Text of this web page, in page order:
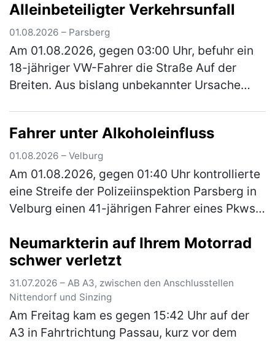
kam er beim Versuch einer Unebenheit a…
(mehr)
Alleinbeteiligter Verkehrsunfall
01.08.2026 – Parsberg
Am 01.08.2026, gegen 03:00 Uhr, befuhr ein
18-jähriger VW-Fahrer die Straße Auf der
Breiten. Aus bislang unbekannter Ursache
(mehr)
Fahrer unter Alkoholeinfluss
01.08.2026 – Velburg
Am 01.08.2026, gegen 01:40 Uhr kontrollierte
eine Streife der Polizeiinspektion Parsberg in
Velburg einen 41-jährigen Fahrer eines Pkws.
festgestellt werden. E…(mehr)
Neumarkterin auf Ihrem Motorrad
schwer verletzt
31.07.2026 – AB A3, zwischen den Anschlusstellen
Nittendorf und Sinzing
Am Freitag kam es gegen 15:42 Uhr auf der
A3 in Fahrtrichtung Passau, kurz vor dem